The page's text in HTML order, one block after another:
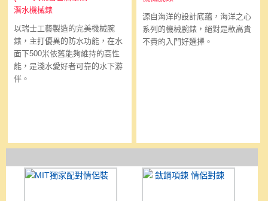
潛水機械錶
以瑞士工藝製造的完美機械腕
錶，主打優異的防水功能，在水
面下500米依舊能夠維持的高性
能，是淺水愛好者可靠的水下游
伴。
源自海洋的設計底蘊，海洋之心
系列的機械腕錶，絕對是款高貴
不貴的入門好選擇。